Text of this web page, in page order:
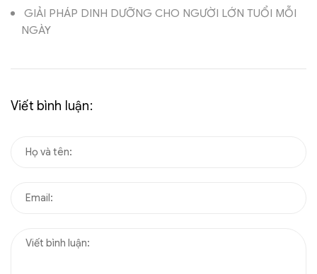
GIẢI PHÁP DINH DƯỠNG CHO NGƯỜI LỚN TUỔI MỖI
NGÀY
Viết bình luận: